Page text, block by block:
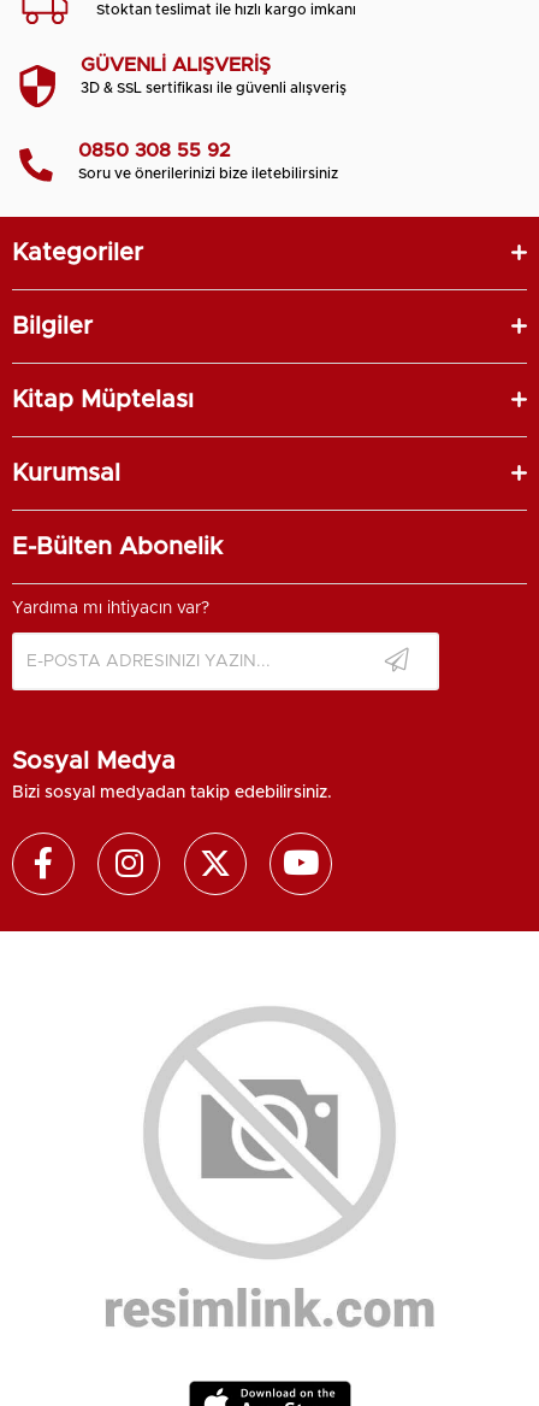
Stoktan teslimat ile hızlı kargo imkanı
GÜVENLİ ALIŞVERİŞ
3D & SSL sertifikası ile güvenli alışveriş
0850 308 55 92
Soru ve önerilerinizi bize iletebilirsiniz
Kategoriler
Bilgiler
Kitap Müptelası
Kurumsal
E-Bülten Abonelik
Yardıma mı ihtiyacın var?
Sosyal Medya
Bizi sosyal medyadan takip edebilirsiniz.